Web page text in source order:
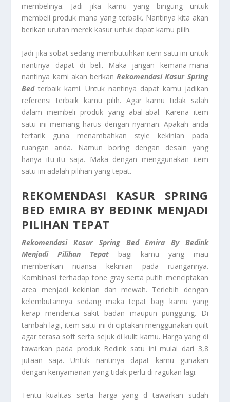
membelinya. Jadi jika kamu yang bingung untuk
membeli produk mana yang terbaik. Nantinya kita akan
berikan urutan merek kasur untuk dapat kamu pilih.
Jadi jika sobat sedang membutuhkan item satu ini untuk
nantinya dapat di beli. Maka jangan kemana-mana
nantinya kami akan berikanRekomendasi Kasur Spring
Bedterbaik kami. Untuk nantinya dapat kamu jadikan
referensi terbaik kamu pilih. Agar kamu tidak salah
dalam membeli produk yang abal-abal. Karena item
satu ini memang harus dengan nyaman. Apakah anda
tertarik guna menambahkan style kekinian pada
ruangan anda. Namun boring dengan desain yang
hanya itu-itu saja. Maka dengan menggunakan item
satu ini adalah pilihan yang tepat.
REKOMENDASI KASUR SPRING
BED EMIRA BY BEDINK MENJADI
PILIHAN TEPAT
Rekomendasi Kasur Spring Bed
Emira By Bedink
Menjadi Pilihan Tepatbagi kamu yang mau
memberikan nuansa kekinian pada ruangannya.
Kombinasi terhadap tone gray serta putih menciptakan
area menjadi kekinian dan mewah. Terlebih dengan
kelembutannya sedang maka tepat bagi kamu yang
kerap menderita sakit badan maupun punggung. Di
tambah lagi, item satu ini di ciptakan menggunakan quilt
agar terasa soft serta sejuk di kulit kamu. Harga yang di
tawarkan pada produk Bedink satu ini mulai dari 3,8
jutaan saja. Untuk nantinya dapat kamu gunakan
dengan kenyamanan yang tidak perlu di ragukan lagi.
Tentu kualitas serta harga yang d tawarkan sudah